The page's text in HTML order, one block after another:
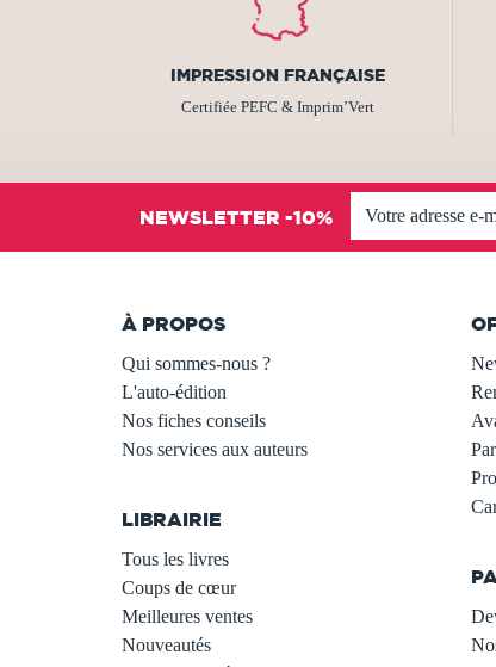
IMPRESSION FRANÇAISE
Certifiée PEFC & Imprim’Vert
NEWSLETTER -10%
À PROPOS
Qui sommes-nous ?
L'auto-édition
Nos fiches conseils
Nos services aux auteurs
LIBRAIRIE
Tous les livres
Coups de cœur
Meilleures ventes
Nouveautés